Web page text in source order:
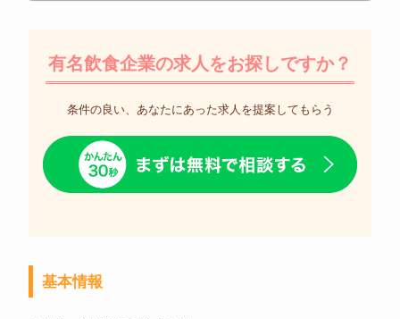
有名飲食企業の求人をお探しですか？
条件の良い、あなたにあった求人を提案してもらう
基本情報